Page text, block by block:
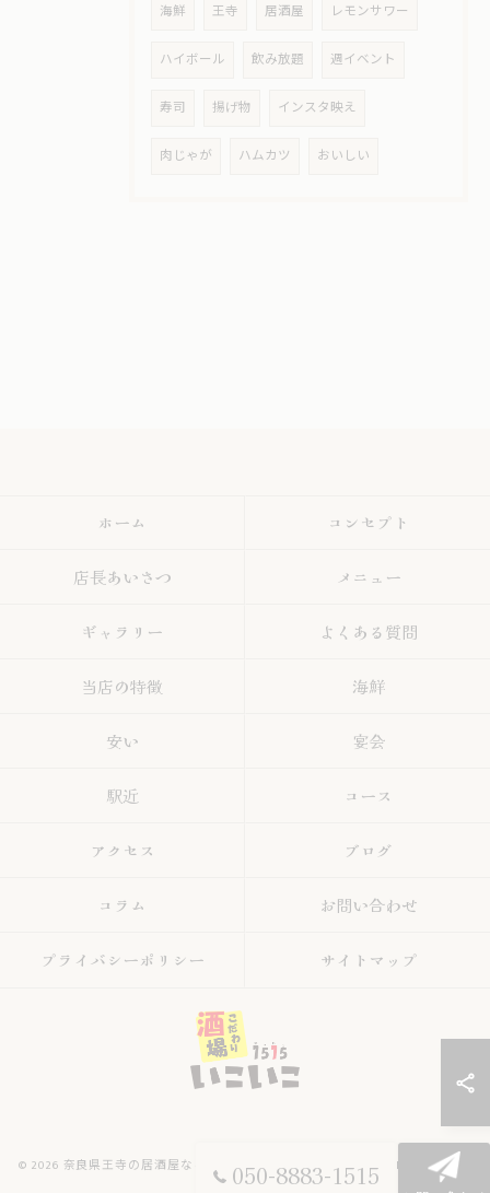
海鮮 王寺 居酒屋 レモンサワー
ハイボール 飲み放題 週イベント
寿司 揚げ物 インスタ映え
肉じゃが ハムカツ おいしい
050-8883-1515
ホーム コンセプト
店長あいさつ メニュー
ギャラリー よくある質問
当店の特徴 海鮮
安い 宴会
駅近 コース
アクセス ブログ
コラム お問い合わせ
プライバシーポリシー サイトマップ
© 2026 奈良県王寺の居酒屋ならこだわり酒場いこいこ ALL RIGHTS RESERVED.